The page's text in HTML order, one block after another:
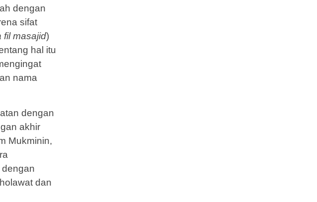
dengan
sifat
fil masajid)
hal itu
nama
dengan
akhir
Mukminin,
dan